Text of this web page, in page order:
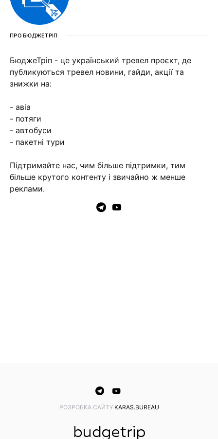
ПРО БЮДЖЕТРІП
БюджеТріп - це український тревел проєкт, де
публикуються тревел новини, гайди, акції та
знижки на:
- авіа
- потяги
- автобуси
- пакетні тури
Підтримайте нас, чим більше підтримки, тим
більше крутого контенту і звичайно ж менше
реклами.
PОЗРОБКА САЙТУ KARAS.BUREAU